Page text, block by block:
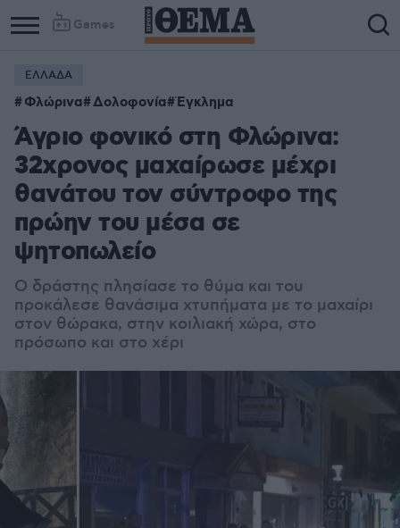
Games
ΕΛΛΑΔΑ
Φλώρινα Δολοφονία Έγκλημα
Άγριο φονικό στη Φλώρινα:
32χρονος μαχαίρωσε μέχρι
θανάτου τον σύντροφο της
πρώην του μέσα σε
ψητοπωλείο
Ο δράστης πλησίασε το θύμα και του
προκάλεσε θανάσιμα χτυπήματα με το μαχαίρι
στον θώρακα, στην κοιλιακή χώρα, στο
πρόσωπο και στο χέρι